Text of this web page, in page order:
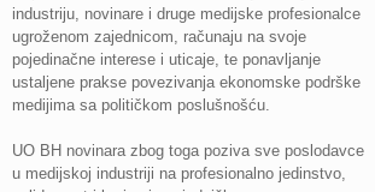
industriju, novinare i druge medijske profesionalce
ugroženom zajednicom, računaju na svoje
pojedinačne interese i uticaje, te ponavljanje
ustaljene prakse povezivanja ekonomske podrške
medijima sa političkom poslušnošću.
UO BH novinara zbog toga poziva sve poslodavce
u medijskoj industriji na profesionalno jedinstvo,